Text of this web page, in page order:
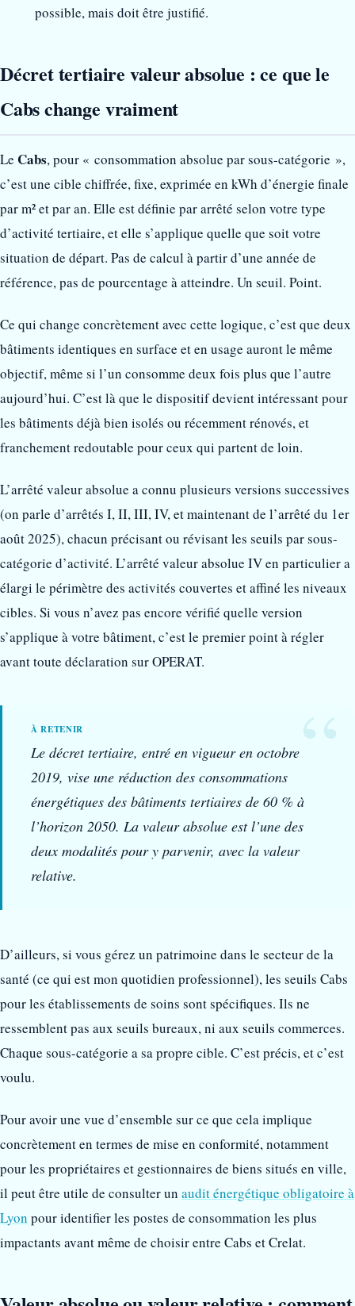
possible, mais doit être justifié.
Décret tertiaire valeur absolue : ce que le
Cabs change vraiment
Le Cabs, pour « consommation absolue par sous-catégorie »,
c’est une cible chiffrée, fixe, exprimée en kWh d’énergie finale
par m² et par an. Elle est définie par arrêté selon votre type
d’activité tertiaire, et elle s’applique quelle que soit votre
situation de départ. Pas de calcul à partir d’une année de
référence, pas de pourcentage à atteindre. Un seuil. Point.
Ce qui change concrètement avec cette logique, c’est que deux
bâtiments identiques en surface et en usage auront le même
objectif, même si l’un consomme deux fois plus que l’autre
aujourd’hui. C’est là que le dispositif devient intéressant pour
les bâtiments déjà bien isolés ou récemment rénovés, et
franchement redoutable pour ceux qui partent de loin.
L’arrêté valeur absolue a connu plusieurs versions successives
(on parle d’arrêtés I, II, III, IV, et maintenant de l’arrêté du 1er
août 2025), chacun précisant ou révisant les seuils par sous-
catégorie d’activité. L’arrêté valeur absolue IV en particulier a
élargi le périmètre des activités couvertes et affiné les niveaux
cibles. Si vous n’avez pas encore vérifié quelle version
s’applique à votre bâtiment, c’est le premier point à régler
avant toute déclaration sur OPERAT.
Le décret tertiaire, entré en vigueur en octobre
2019, vise une réduction des consommations
énergétiques des bâtiments tertiaires de 60 % à
l’horizon 2050. La valeur absolue est l’une des
deux modalités pour y parvenir, avec la valeur
relative.
D’ailleurs, si vous gérez un patrimoine dans le secteur de la
santé (ce qui est mon quotidien professionnel), les seuils Cabs
pour les établissements de soins sont spécifiques. Ils ne
ressemblent pas aux seuils bureaux, ni aux seuils commerces.
Chaque sous-catégorie a sa propre cible. C’est précis, et c’est
voulu.
Pour avoir une vue d’ensemble sur ce que cela implique
concrètement en termes de mise en conformité, notamment
pour les propriétaires et gestionnaires de biens situés en ville,
il peut être utile de consulter un audit énergétique obligatoire à
Lyon pour identifier les postes de consommation les plus
impactants avant même de choisir entre Cabs et Crelat.